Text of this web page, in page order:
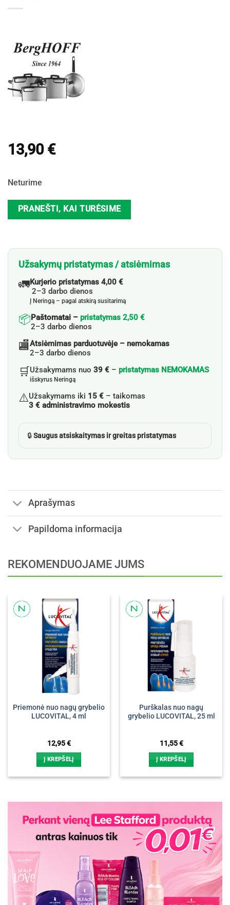
13,90 €
Neturime
PRANEŠTI, KAI TURĖSIME
Užsakymų pristatymas / atsiėmimas
🚛Kurjerio pristatymas 4,00 €
2–3 darbo dienos
Į Neringą – pagal atskirą susitarimą
📦Paštomatai – pristatymas 2,50 €
2–3 darbo dienos
🏬Atsiėmimas parduotuvėje – nemokamas
2–3 darbo dienos
🛒Užsakymams nuo 39 € – pristatymas NEMOKAMAS
išskyrus Neringą
⚠️Užsakymams iki 15 € – taikomas
3 € administravimo mokestis
🔒Saugus atsiskaitymas ir greitas pristatymas
Aprašymas
Papildoma informacija
REKOMENDUOJAME JUMS
Priemonė nuo nagų grybelio
LUCOVITAL, 4 ml
12,95€
Į KREPŠELĮ
Purškalas nuo nagų
grybelio LUCOVITAL, 25 ml
11,55€
Į KREPŠELĮ